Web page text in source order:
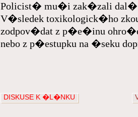
Policist� mu�i zak�zali
V�sledek toxikologick�ho
zodpov�dat z p�e�inu
nebo z p�estupku na �seku
DISKUSE K �L�NKU